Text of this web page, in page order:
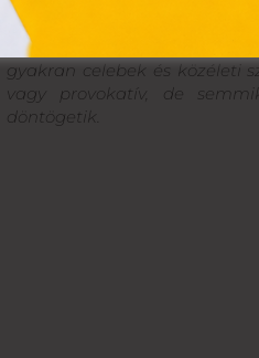
Katz Dávid videó riporter,
jogosan nevezhetjük
gyakran celebek és közéleti
vagy provokatív, de
döntögetik.